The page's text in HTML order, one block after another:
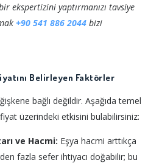
ekspertizini yaptırmanızı tavsiye
+90 541 886 2044 bizi
Belirleyen Faktörler
bağlı değildir. Aşağıda temel
üzerindeki etkisini bulabilirsiniz:
ve Hacmi: Eşya hacmi arttıkça
fazla sefer ihtiyacı doğabilir; bu